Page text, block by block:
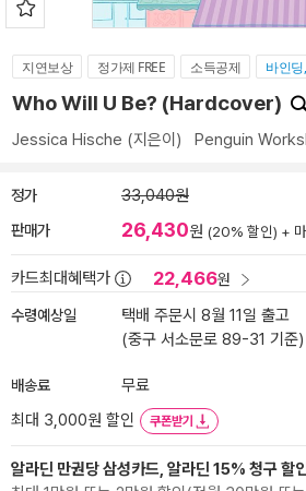
지연보상 정가제 FREE 소득공제 바인
Who Will U Be? (Hardcover)
Jessica Hische (지은이) Penguin
정가 33,040원
판매가 26,430원 (20% 할인) +
카드최대혜택가 22,466원
수령예상일
택배 주문시 8월 11일 출고
(중구 서소문로 89-31 기준)
배송료
무료
최대 3,000원 할인
쿠폰받기
알라딘 만권당 삼성카드, 알라딘 15% 청구 할